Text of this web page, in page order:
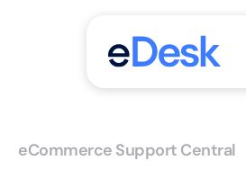
eCommerce Support Central